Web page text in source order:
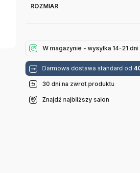
ROZMIAR
W magazynie - wysyłka 14-21 dni
Darmowa dostawa standard od
30 dni na zwrot produktu
Znajdź najbliższy salon